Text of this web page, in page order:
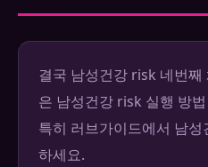
결국 남성건강 risk 네번
은 남성건강 risk 실행 방
특히 러브가이드에서 남
하세요.